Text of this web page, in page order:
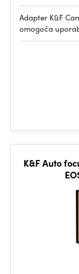
Adapter K&F
omogoča
K&F Auto